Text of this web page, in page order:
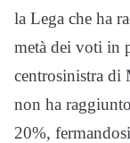
la Lega che ha
metà dei voti in
centrosinistra
non ha
20%,